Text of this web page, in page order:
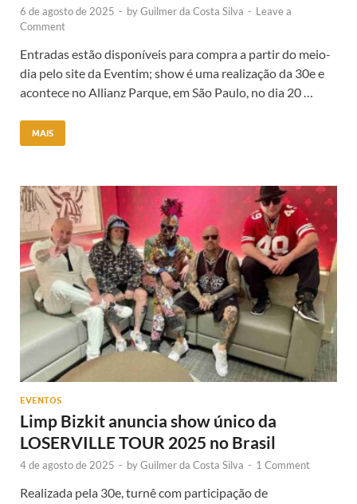
6 de agosto de 2025 - byGuilmer da Costa Silva - Leave a
Comment
Entradas estão disponíveis para compra a partir do meio-
dia pelo site da Eventim; show é uma realização da 30e e
acontece no Allianz Parque, em São Paulo, no dia 20 …
MAIS
EVENTOS
Limp Bizkit anuncia show único da
LOSERVILLE TOUR 2025 no Brasil
4 de agosto de 2025 - byGuilmer da Costa Silva - 1 Comment
Realizada pela 30e, turnê com participação de